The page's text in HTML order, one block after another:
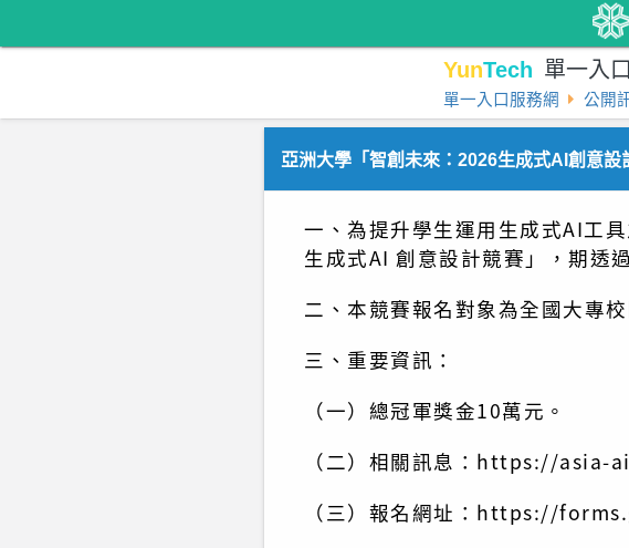
YunTech 單一入
單一入口服務網 公開
亞洲大學「智創未來：2026生成式AI創意設
一、為提升學生運用生成式AI工
生成式AI 創意設計競賽」，期透
二、本競賽報名對象為全國大專
三、重要資訊：
（一）總冠軍獎金10萬元。
（二）相關訊息：https://
（三）報名網址：https://